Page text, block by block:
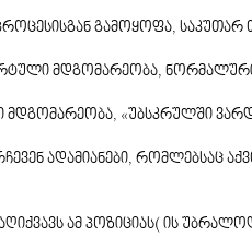
გამოყოფა, საკუთარ
მდგომარეობა, ნორმალური
«უბსკრულში
ადამიანები, რომლებსაც
ამ პოზიციას( ის